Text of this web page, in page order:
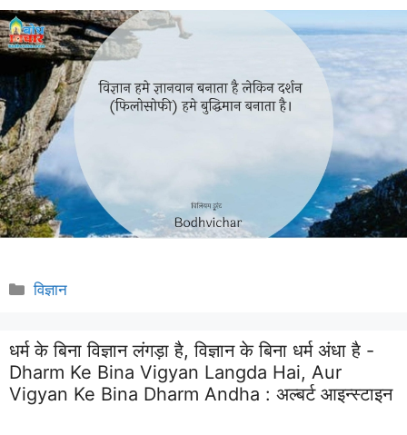
Categories
विज्ञान
धर्म के बिना विज्ञान लंगड़ा है, विज्ञान के बिना धर्म अंधा है -
Dharm Ke Bina Vigyan Langda Hai, Aur
Vigyan Ke Bina Dharm Andha : अल्बर्ट आइन्स्टाइन